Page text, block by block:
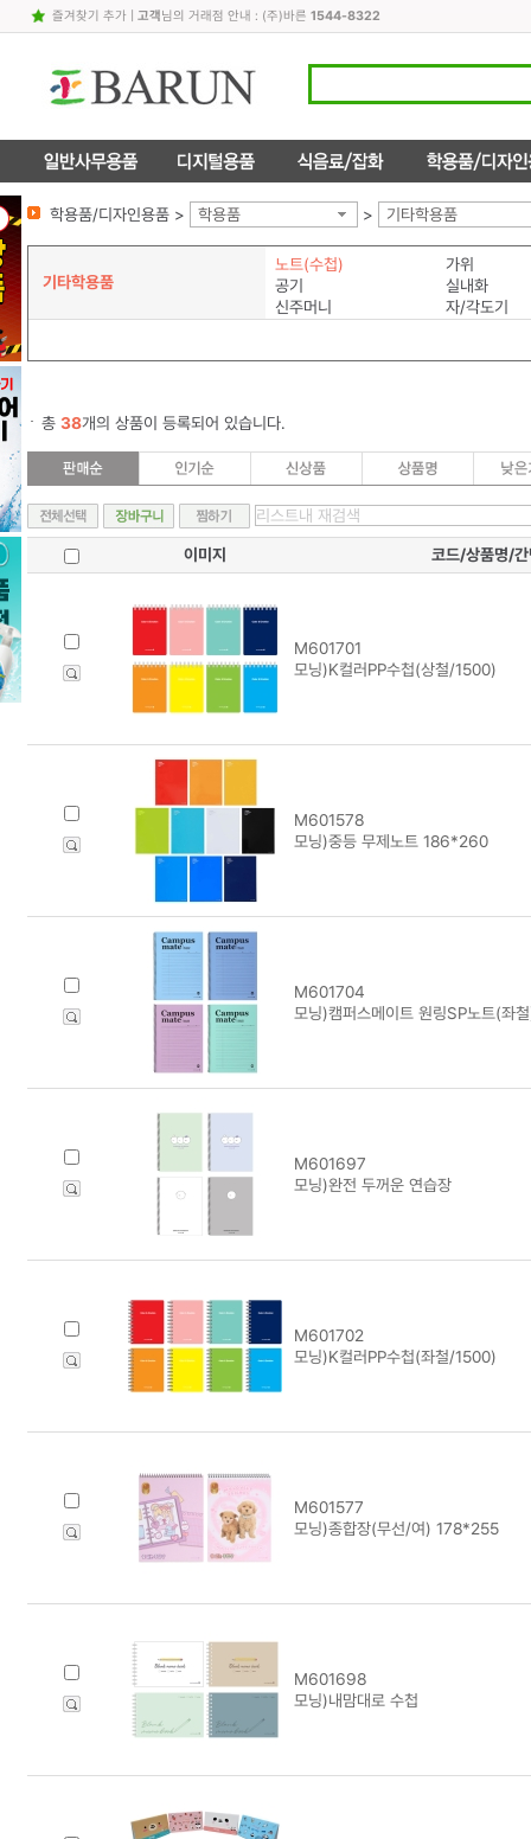
즐겨찾기 추가| 고객님의 거래점 안내 : (주)바른 1544-8322
학용품/디자인용품 > 학용품 > 기타학용품
기타학용품
노트(수첩)
가위
공기
실내화
신주머니
자/각도기
총 38개의 상품이 등록되어 있습니다.
이미지 코드/상품명/간
M601701
모닝)K컬러PP수첩(상철/1500)
M601578
모닝)중등 무제노트 186*260
M601704
모닝)캠퍼스메이트 원링SP노트(좌
M601697
모닝)완전 두꺼운 연습장
M601702
모닝)K컬러PP수첩(좌철/1500)
M601577
모닝)종합장(무선/여) 178*255
M601698
모닝)내맘대로 수첩